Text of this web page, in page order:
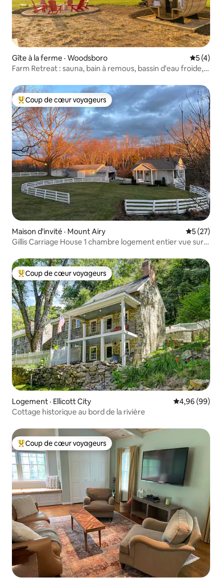
Gîte à la ferme · Woodsboro Note
5 (4)
Farm Retreat : sauna, bain à remous, bassin d'eau froide,
Coup de cœur voyageurs parmi les plus aimés
Coup de cœur voyageurs
Maison d'invité · Mount Airy Note
5 (27)
Gillis Carriage House 1 chambre logement entier vue sur
Coup de cœur voyageurs parmi les plus aimés
Coup de cœur voyageurs
Logement · Ellicott City Note
4,96 (99)
Cottage historique au bord de la rivière
Coup de cœur voyageurs parmi les plus aimés
Coup de cœur voyageurs